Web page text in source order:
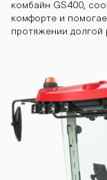
n-
комбайн GS400,
комфорте и
протяжении долгой